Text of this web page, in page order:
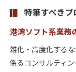
特筆すべきプ
港湾ソフト系業務
雑化・高度化する
係るコンサルティ